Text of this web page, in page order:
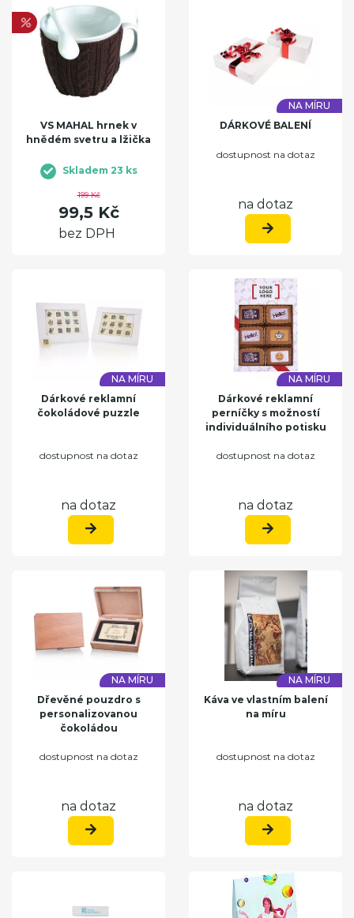
VS MAHAL hrnek v
hnědém svetru a lžička
Skladem 23 ks
199 Kč
99,5 Kč
bez DPH
NA MÍRU
DÁRKOVÉ BALENÍ
dostupnost na dotaz
na dotaz
NA MÍRU
Dárkové reklamní
čokoládové puzzle
dostupnost na dotaz
na dotaz
NA MÍRU
Dárkové reklamní
perníčky s možností
individuálního potisku
dostupnost na dotaz
na dotaz
NA MÍRU
Dřevěné pouzdro s
personalizovanou
čokoládou
dostupnost na dotaz
na dotaz
NA MÍRU
Káva ve vlastním balení
na míru
dostupnost na dotaz
na dotaz